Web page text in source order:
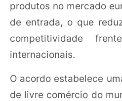
produtos no mercado
de entrada, o que
competitividade
internacionais.
O acordo estabelece
de livre comércio do